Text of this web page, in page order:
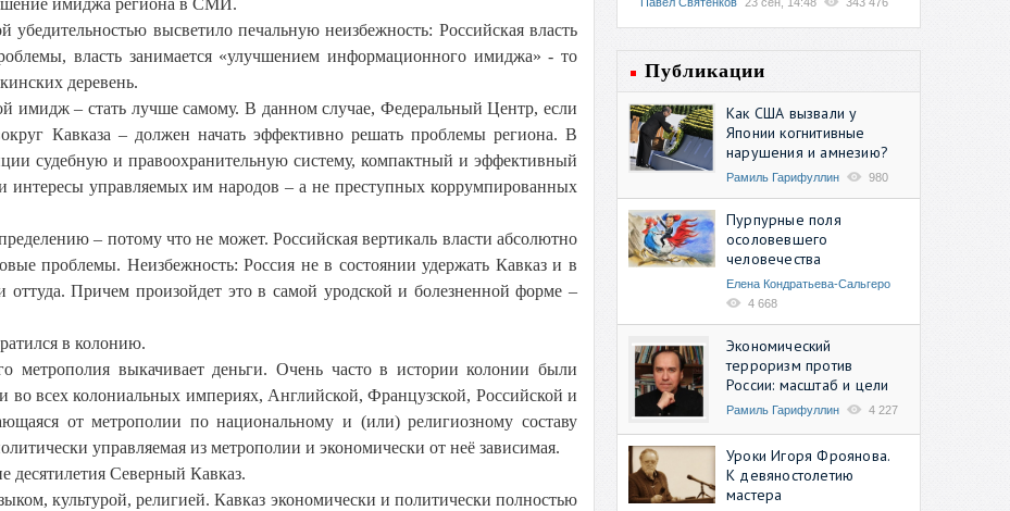
имиджа региона в СМИ.
высветило печальную неизбежность: Российская власть
власть занимается «улучшением информационного имиджа» - то
деревень.
имидж – стать лучше самому. В данном случае, Федеральный Центр, если
Кавказа – должен начать эффективно решать проблемы региона. В
судебную и правоохранительную систему, компактный и эффективный
интересы управляемых им народов – а не преступных коррумпированных
– потому что не может. Российская вертикаль власти абсолютно
проблемы. Неизбежность: Россия не в состоянии удержать Кавказ и в
Причем произойдет это в самой уродской и болезненной форме –
в колонию.
метрополия выкачивает деньги. Очень часто в истории колонии были
всех колониальных империях, Английской, Французской, Российской и
от метрополии по национальному и (или) религиозному составу
управляемая из метрополии и экономически от неё зависимая.
десятилетия Северный Кавказ.
культурой, религией. Кавказ экономически и политически полностью
Публикации
Как США вызвали у
Японии когнитивные
нарушения и амнезию?
Рамиль Гарифуллин 980
Пурпурные поля
осоловевшего
человечества
Елена Кондратьева-Сальгеро
4 668
Экономический
терроризм против
России: масштаб и цели
Рамиль Гарифуллин 4 227
Уроки Игоря Фроянова.
К девяностолетию
мастера